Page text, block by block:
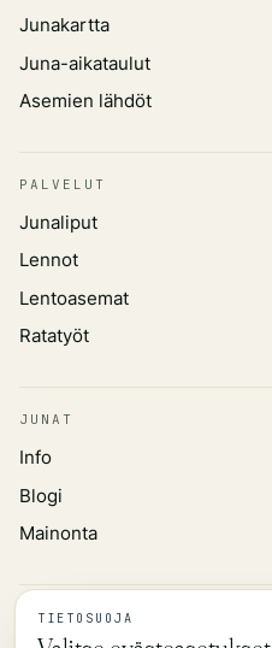
Junakartta
Juna-aikataulut
Asemien lähdöt
PALVELUT
Junaliput
Lennot
Lentoasemat
Ratatyöt
JUNAT
Info
Blogi
Mainonta
TIEDOT
TIETOSUOJA